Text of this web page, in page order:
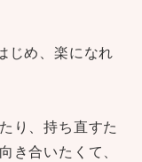
じめ、楽になれ
り、持ち直すた
き合いたくて、